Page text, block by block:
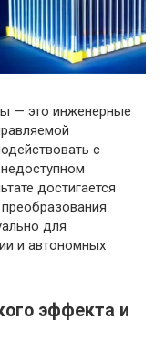
— это инженерные
с
достигается
для
и автономных
эффекта и